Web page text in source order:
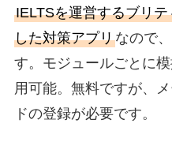
IELTSを運営するブリ
した対策アプリなので
す。モジュールごとに
用可能。無料ですが、
ドの登録が必要です。